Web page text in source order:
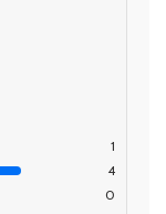
1
4
0